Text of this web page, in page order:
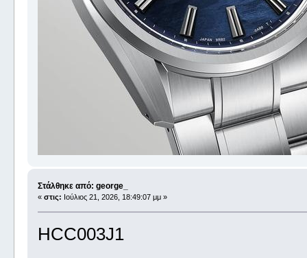
Στάλθηκε από: george_
« στις: Ιούλιος 21, 2026, 18:49:07 μμ »
HCC003J1